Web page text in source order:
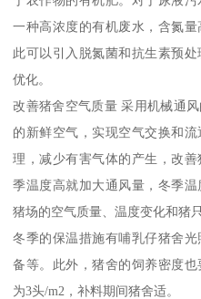
一种高浓度的有机废水，含氮
此可以引入脱氮菌和抗生素预
优化。
改善猪舍空气质量 采用机械通
的新鲜空气，实现空气交换和
理，减少有害气体的产生，改
季温度高就加大通风量，冬季
猪场的空气质量、温度变化和猪
冬季的保温措施有哺乳仔猪舍
备等。此外，猪舍的饲养密度
为3头/m2，补料期间猪舍适。